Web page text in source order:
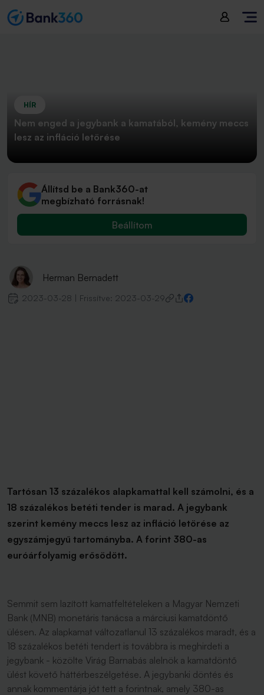
HÍR
Nem enged a jegybank a kamatából, kemény meccs
lesz az infláció letörése
Állítsd be a Bank360-at
megbízható forrásnak!
Beállítom
Herman Bernadett
2023-03-28 Frissítve: 2023-03-29
Tartósan 13 százalékos alapkamattal kell számolni, és a
18 százalékos betéti tender is marad. A jegybank
szerint kemény meccs lesz az infláció letörése az
egyszámjegyű tartományba. A forint 380-as
euróárfolyamig erősödött.
Semmit sem lazított kamatfeltételeken a Magyar Nemzeti
Bank (MNB) monetáris tanácsa a márciusi kamatdöntő
ülésen. Az alapkamat változatlanul 13 százalékos maradt, és a
18 százalékos betéti tendert is továbbra is meghirdeti a
jegybank - közölte Virág Barnabás alelnök a kamatdöntő
ülést követő háttérbeszélgetése. A jegybanki döntés és
annak kommentárja jót tett a forintnak, amely 380-as